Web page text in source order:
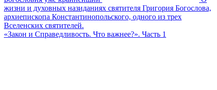
жизни и духовных назиданиях святителя Григория Богослова,
архиепископа Константинопольского, одного из трех
Вселенских святителей.
«Закон и Справедливость. Что важнее?». Часть 1